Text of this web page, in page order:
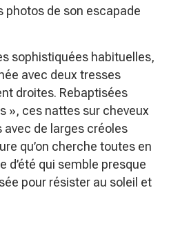
photos de son escapade
sophistiquées habituelles,
avec deux tresses
droites. Rebaptisées
», ces nattes sur cheveux
de larges créoles
qu’on cherche toutes en
d’été qui semble presque
pour résister au soleil et